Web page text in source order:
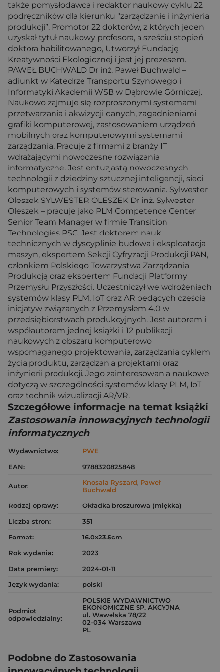
także pomysłodawca i redaktor naukowy cyklu 22
podręczników dla kierunku "zarządzanie i inżynieria
produkcji”. Promotor 22 doktorów, z których jeden
uzyskał tytuł naukowy profesora, a sześciu stopień
doktora habilitowanego, Utworzył Fundację
Kreatywności Ekologicznej i jest jej prezesem.
PAWEŁ BUCHWALD Dr inż. Paweł Buchwald –
adiunkt w Katedrze Transportu Szynowego i
Informatyki Akademii WSB w Dąbrowie Górniczej.
Naukowo zajmuje się rozproszonymi systemami
przetwarzania i akwizycji danych, zagadnieniami
grafiki komputerowej, zastosowaniem urządzeń
mobilnych oraz komputerowymi systemami
zarządzania. Pracuje z firmami z branży IT
wdrażającymi nowoczesne rozwiązania
informatyczne. Jest entuzjastą nowoczesnych
technologii z dziedziny sztucznej inteligencji, sieci
komputerowych i systemów sterowania. Sylwester
Oleszek SYLWESTER OLESZEK Dr inż. Sylwester
Oleszek – pracuje jako PLM Competence Center
Senior Team Manager w firmie Transition
Technologies PSC. Jest doktorem nauk
technicznych w dyscyplinie budowa i eksploatacja
maszyn, ekspertem Sekcji Cyfryzacji Produkcji PAN,
członkiem Polskiego Towarzystwa Zarządzania
Produkcją oraz ekspertem Fundacji Platformy
Przemysłu Przyszłości. Uczestniczył we wdrożeniach
systemów klasy PLM, IoT oraz AR będących częścią
inicjatyw związanych z Przemysłem 4.0 w
przedsiębiorstwach produkcyjnych. Jest autorem i
współautorem jednej książki i 12 publikacji
naukowych z obszaru komputerowo
wspomaganego projektowania, zarządzania cyklem
życia produktu, zarządzania projektami oraz
inżynierii produkcji. Jego zainteresowania naukowe
dotyczą w szczególności systemów klasy PLM, IoT
oraz technik wizualizacji AR/VR.
Szczegółowe informacje na temat książki
Zastosowania innowacyjnych technologii
informatycznych
Wydawnictwo:
PWE
EAN:
9788320825848
Autor: Knosala Ryszard, Paweł
Buchwald
Rodzaj oprawy:
Okładka broszurowa (miękka)
Liczba stron:
351
Format:
16.0x23.5cm
Rok wydania:
2023
Data premiery:
2024-01-11
Język wydania:
polski
Podmiot
odpowiedzialny:
POLSKIE WYDAWNICTWO
EKONOMICZNE SP. AKCYJNA
ul. Wawelska 78/22
02-034 Warszawa
PL
Podobne do Zastosowania